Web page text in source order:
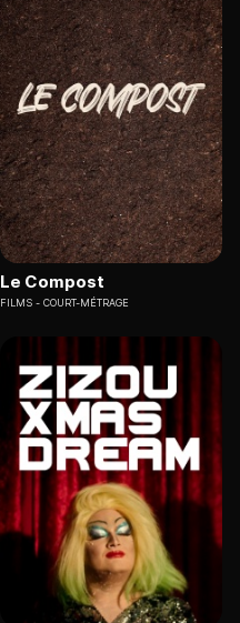
Le Compost
FILMS COURT-MÉTRAGE